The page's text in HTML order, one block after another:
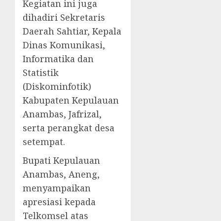
Kegiatan ini juga
dihadiri Sekretaris
Daerah Sahtiar, Kepala
Dinas Komunikasi,
Informatika dan
Statistik
(Diskominfotik)
Kabupaten Kepulauan
Anambas, Jafrizal,
serta perangkat desa
setempat.
Bupati Kepulauan
Anambas, Aneng,
menyampaikan
apresiasi kepada
Telkomsel atas